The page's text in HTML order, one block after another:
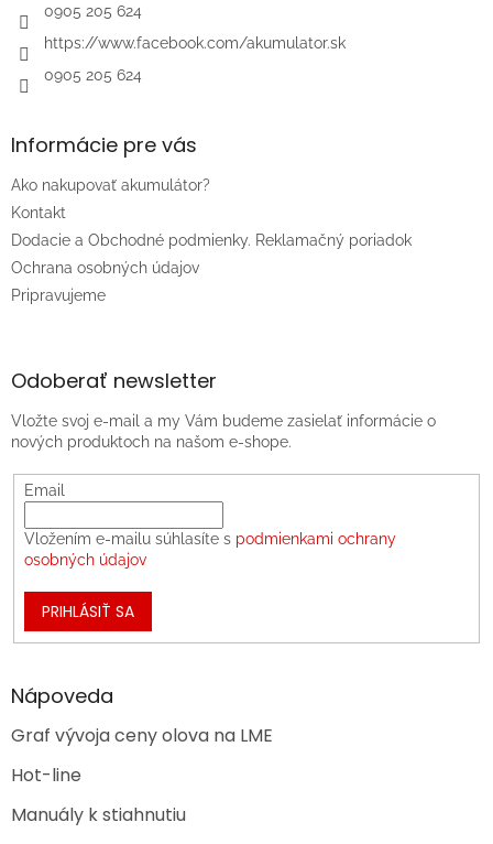
0905 205 624
https://www.facebook.com/akumulator.sk
0905 205 624
Informácie pre vás
Ako nakupovať akumulátor?
Kontakt
Dodacie a Obchodné podmienky. Reklamačný poriadok
Ochrana osobných údajov
Pripravujeme
Odoberať newsletter
Vložte svoj e-mail a my Vám budeme zasielať informácie o
nových produktoch na našom e-shope.
Email
Vložením e-mailu súhlasíte s podmienkami ochrany
osobných údajov
PRIHLÁSIŤ SA
Nápoveda
Graf vývoja ceny olova na LME
Hot-line
Manuály k stiahnutiu